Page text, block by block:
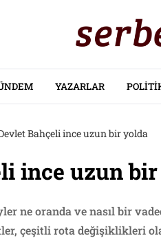
YAZARLAR
Bahçeli ince uzun bir yolda
ince uzun
ne oranda ve nasıl bir
çeşitli rota değişiklikleri